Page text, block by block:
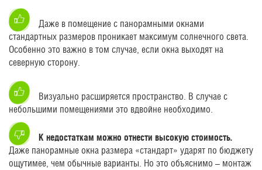
Даже в помещение с панорамными окнами
стандартных размеров проникает максимум солнечного света.
Особенно это важно в том случае, если окна выходят на
северную сторону.
Визуально расширяется пространство. В случае с
небольшими помещениями это вдвойне необходимо.
К недостаткам можно отнести высокую стоимость.
Даже панорамные окна размера «стандарт» ударят по бюджету
ощутимее, чем обычные варианты. Но это объяснимо – монтаж